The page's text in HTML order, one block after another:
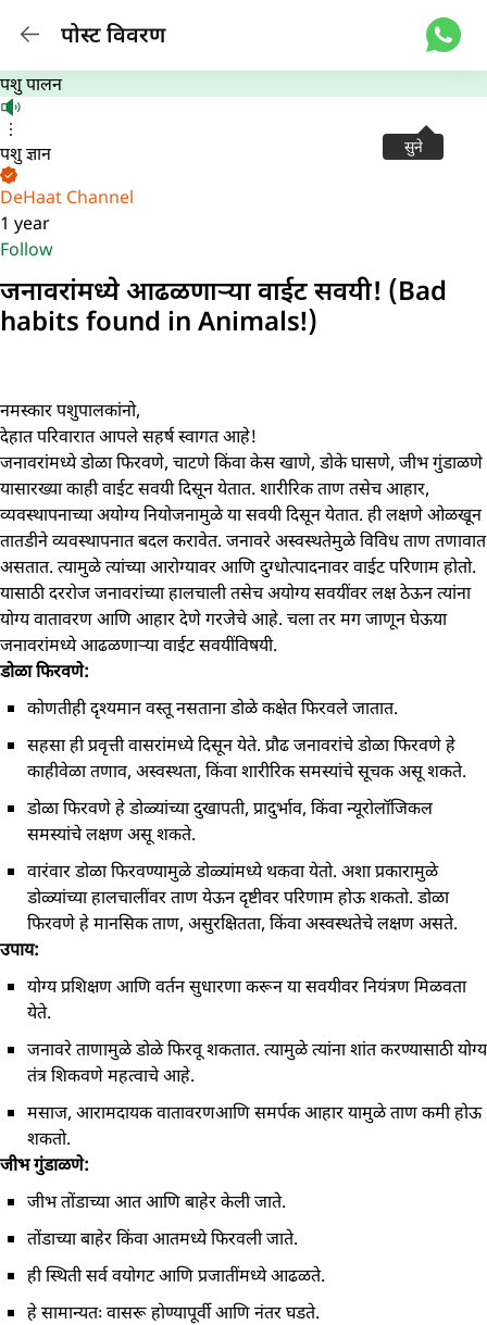
पोस्ट विवरण
सुने
पशु पालन
पशु ज्ञान
DeHaat Channel
1 year
Follow
जनावरांमध्ये आढळणाऱ्या वाईट सवयी! (Bad
habits found in Animals!)
नमस्कार पशुपालकांनो,
देहात परिवारात आपले सहर्ष स्वागत आहे!
जनावरांमध्ये डोळा फिरवणे, चाटणे किंवा केस खाणे, डोके घासणे, जीभ गुंडाळणे
यासारख्या काही वाईट सवयी दिसून येतात. शारीरिक ताण तसेच आहार,
व्यवस्थापनाच्या अयोग्य नियोजनामुळे या सवयी दिसून येतात. ही लक्षणे ओळखून
तातडीने व्यवस्थापनात बदल करावेत. जनावरे अस्वस्थतेमुळे विविध ताण तणावात
असतात. त्यामुळे त्यांच्या आरोग्यावर आणि दुग्धोत्पादनावर वाईट परिणाम होतो.
यासाठी दररोज जनावरांच्या हालचाली तसेच अयोग्य सवयींवर लक्ष ठेऊन त्यांना
योग्य वातावरण आणि आहार देणे गरजेचे आहे. चला तर मग जाणून घेऊया
जनावरांमध्ये आढळणाऱ्या वाईट सवयींविषयी.
डोळा फिरवणे:
कोणतीही दृश्यमान वस्तू नसताना डोळे कक्षेत फिरवले जातात.
सहसा ही प्रवृत्ती वासरांमध्ये दिसून येते. प्रौढ जनावरांचे डोळा फिरवणे हे
काहीवेळा तणाव, अस्वस्थता, किंवा शारीरिक समस्यांचे सूचक असू शकते.
डोळा फिरवणे हे डोळ्यांच्या दुखापती, प्रादुर्भाव, किंवा न्यूरोलॉजिकल
समस्यांचे लक्षण असू शकते.
वारंवार डोळा फिरवण्यामुळे डोळ्यांमध्ये थकवा येतो. अशा प्रकारामुळे
डोळ्यांच्या हालचालींवर ताण येऊन दृष्टीवर परिणाम होऊ शकतो. डोळा
फिरवणे हे मानसिक ताण, असुरक्षितता, किंवा अस्वस्थतेचे लक्षण असते.
उपाय:
योग्य प्रशिक्षण आणि वर्तन सुधारणा करून या सवयीवर नियंत्रण मिळवता
येते.
जनावरे ताणामुळे डोळे फिरवू शकतात. त्यामुळे त्यांना शांत करण्यासाठी योग्य
तंत्र शिकवणे महत्वाचे आहे.
मसाज, आरामदायक वातावरणआणि समर्पक आहार यामुळे ताण कमी होऊ
शकतो.
जीभ गुंडाळणे:
जीभ तोंडाच्या आत आणि बाहेर केली जाते.
तोंडाच्या बाहेर किंवा आतमध्ये फिरवली जाते.
ही स्थिती सर्व वयोगट आणि प्रजातींमध्ये आढळते.
हे सामान्यतः वासरू होण्यापूर्वी आणि नंतर घडते.